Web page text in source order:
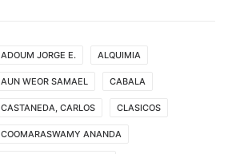
ADOUM JORGE E. ALQUIMIA
AUN WEOR SAMAEL CABALA
CASTANEDA, CARLOS CLASICOS
COOMARASWAMY ANANDA